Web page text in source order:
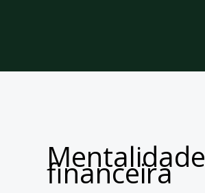
Mentalidade
financeira